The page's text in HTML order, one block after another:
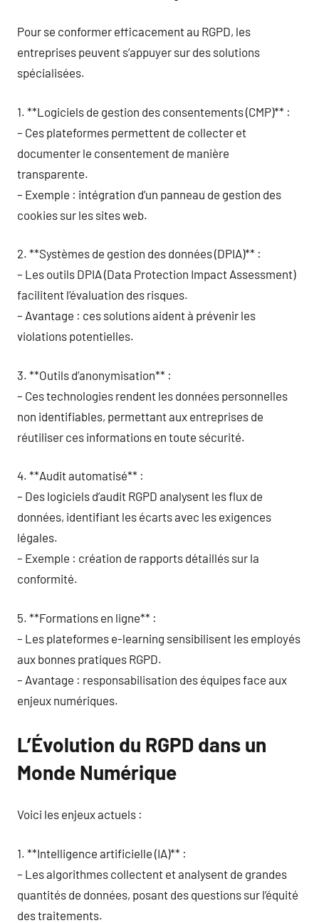
Pour se conformer efficacement au RGPD, les
entreprises peuvent s’appuyer sur des solutions
spécialisées.
1. **Logiciels de gestion des consentements (CMP)** :
– Ces plateformes permettent de collecter et
documenter le consentement de manière
transparente.
– Exemple : intégration d’un panneau de gestion des
cookies sur les sites web.
2. **Systèmes de gestion des données (DPIA)** :
– Les outils DPIA (Data Protection Impact Assessment)
facilitent l’évaluation des risques.
– Avantage : ces solutions aident à prévenir les
violations potentielles.
3. **Outils d’anonymisation** :
– Ces technologies rendent les données personnelles
non identifiables, permettant aux entreprises de
réutiliser ces informations en toute sécurité.
4. **Audit automatisé** :
– Des logiciels d’audit RGPD analysent les flux de
données, identifiant les écarts avec les exigences
légales.
– Exemple : création de rapports détaillés sur la
conformité.
5. **Formations en ligne** :
– Les plateformes e-learning sensibilisent les employés
aux bonnes pratiques RGPD.
– Avantage : responsabilisation des équipes face aux
enjeux numériques.
L’Évolution du RGPD dans un
Monde Numérique
Voici les enjeux actuels :
1. **Intelligence artificielle (IA)** :
– Les algorithmes collectent et analysent de grandes
quantités de données, posant des questions sur l’équité
des traitements.